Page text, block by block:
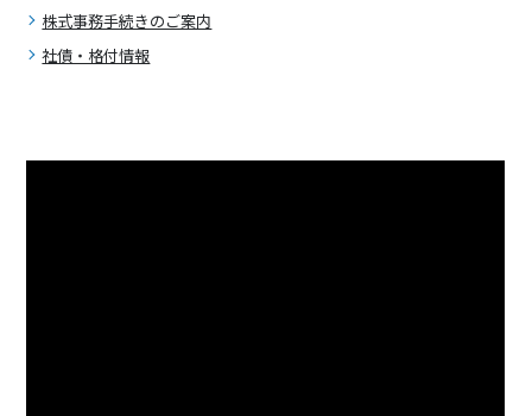
株式事務手続きのご案内
社債・格付情報